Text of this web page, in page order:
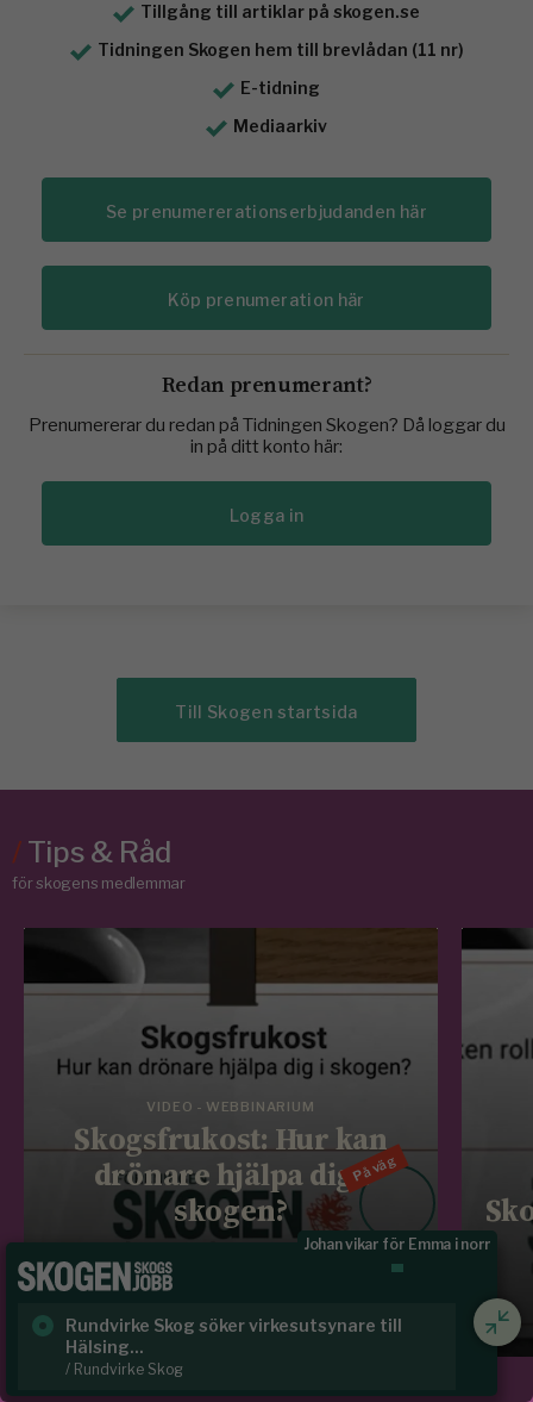
Tillgång till artiklar på skogen.se
Tidningen Skogen hem till brevlådan (11 nr)
E-tidning
Mediaarkiv
Se prenumererationserbjudanden här
Köp prenumeration här
Redan prenumerant?
Prenumererar du redan på Tidningen Skogen? Då loggar du
in på ditt konto här:
Logga in
Till Skogen startsida
/Tips & Råd
för skogens medlemmar
VIDEO - WEBBINARIUM
Skogsfrukost: Hur kan
drönare hjälpa dig i
skogen?
På väg
Johan vikar för Emma i norr
Rundvirke Skog söker virkesutsynare till
Hälsing...
/ Rundvirke Skog
/